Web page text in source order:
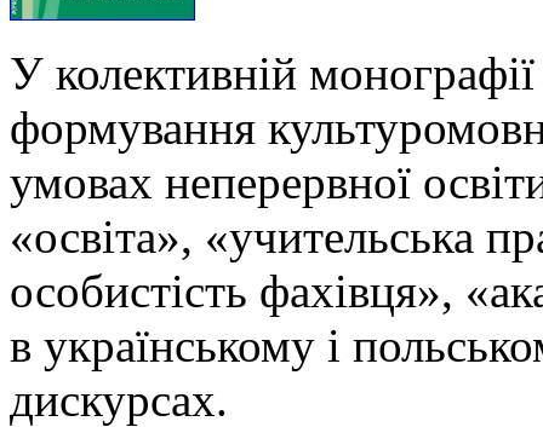
У колективній
формування
умовах неперервної
«освіта», «учительська
особистість фахівця»,
в українському і
дискурсах.